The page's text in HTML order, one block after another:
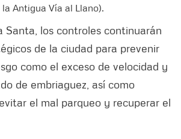
Antigua Vía al Llano).
Santa, los controles continuarán
de la ciudad para prevenir
como el exceso de velocidad y
de embriaguez, así como
el mal parqueo y recuperar el